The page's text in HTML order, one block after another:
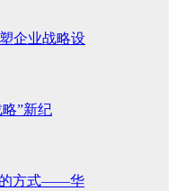
企业战略设
”新纪
的方式——华